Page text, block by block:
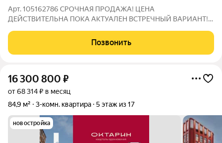
Арт. 105162786 СРОЧНАЯ ПРОДАЖА! ЦЕНА
ДЕЙСТВИТЕЛЬНА ПОКА АКТУАЛЕН ВСТРЕЧНЫЙ ВАРИАНТ!
расположенная в микрорайоне Чкаловск, на улице Мира.
Квартира расположена на 5 этаже пятиэтажного кирпичного
Позвонить
16 300 800 ₽
от 68 314 ₽ в месяц
84,9 м²
3-комн. квартира 5 этаж из 17
новостройка